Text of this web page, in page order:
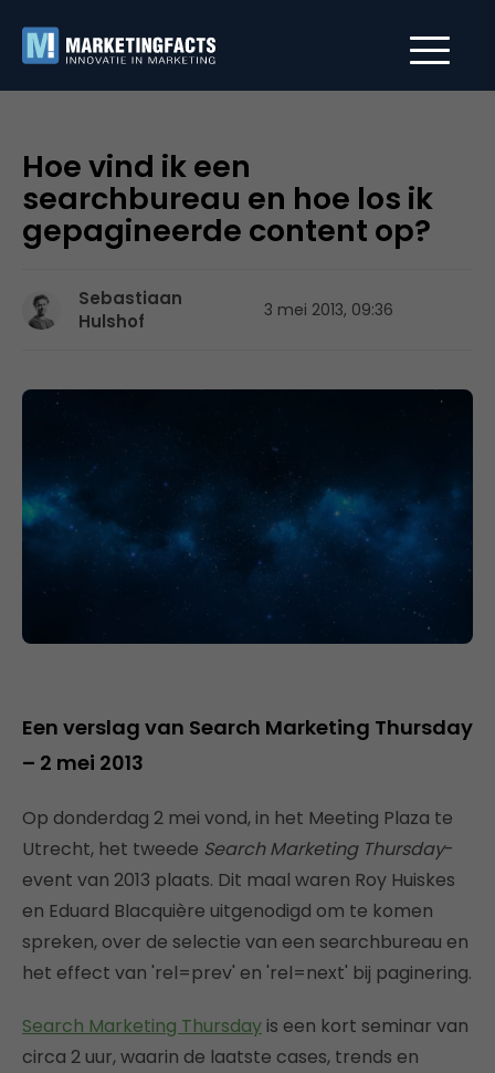
Hoe vind ik een
searchbureau en hoe los ik
gepagineerde content op?
Sebastiaan
Hulshof
3 mei 2013, 09:36
Een verslag van Search Marketing Thursday
– 2 mei 2013
Op donderdag 2 mei vond, in het Meeting Plaza te
Utrecht, het tweede Search Marketing Thursday-
event van 2013 plaats. Dit maal waren Roy Huiskes
en Eduard Blacquière uitgenodigd om te komen
spreken, over de selectie van een searchbureau en
het effect van 'rel=prev' en 'rel=next' bij paginering.
Search Marketing Thursdayis een kort seminar van
circa 2 uur, waarin de laatste cases, trends en